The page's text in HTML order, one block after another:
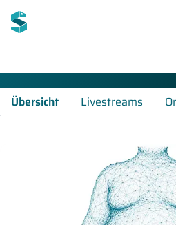
Adipositas-
Übersicht Livestreams